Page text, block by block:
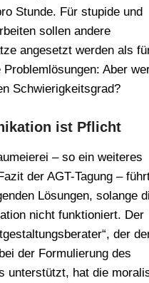
Stunde. Für stupide und
sollen andere
angesetzt werden als
Aber
Schwierigkeitsgrad?
ist Pflicht
– so ein weiteres
der AGT-Tagung –
Lösungen, solange
nicht funktioniert. Der
der
der Formulierung des
unterstützt, hat die